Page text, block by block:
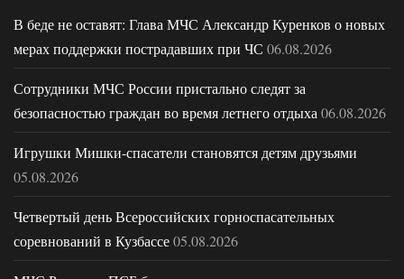
В беде не оставят: Глава МЧС Александр Куренков о новых
мерах поддержки пострадавших при ЧС 06.08.2026
Сотрудники МЧС России пристально следят за
безопасностью граждан во время летнего отдыха 06.08.2026
Игрушки Мишки-спасатели становятся детям друзьями
05.08.2026
Четвертый день Всероссийских горноспасательных
соревнований в Кузбассе05.08.2026